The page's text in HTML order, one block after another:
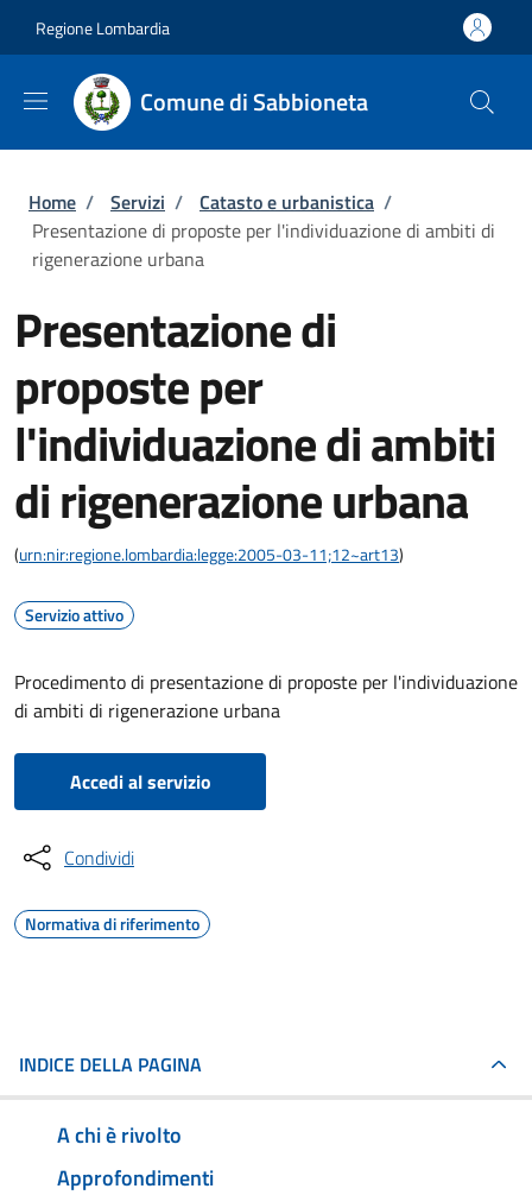
Regione Lombardia
Comune di Sabbioneta
Briciole di pane
Home / Servizi / Catasto e urbanistica /
Presentazione di proposte per l'individuazione di ambiti di
rigenerazione urbana
Presentazione di
proposte per
l'individuazione di ambiti
di rigenerazione urbana
(urn:nir:regione.lombardia:legge:2005-03-11;12~art13)
Servizio attivo
Procedimento di presentazione di proposte per l'individuazione
di ambiti di rigenerazione urbana
Accedi al servizio
Condividi
Normativa di riferimento
INDICE DELLA PAGINA
A chi è rivolto
Approfondimenti